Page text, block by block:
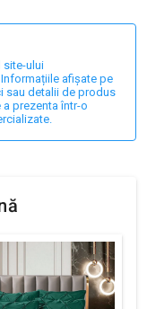
site-ului
afișate pe
sau detalii de produs
prezenta într-o